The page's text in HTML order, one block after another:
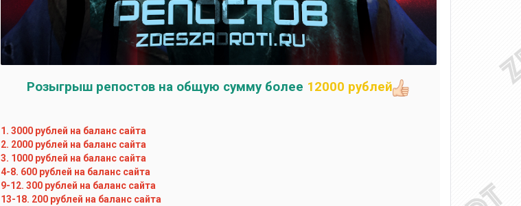
Розыгрыш репостов на общую сумму более 12000 рублей
1. 3000 рублей на баланс сайта
2. 2000 рублей на баланс сайта
3. 1000 рублей на баланс сайта
4-8. 600 рублей на баланс сайта
9-12. 300 рублей на баланс сайта
13-18. 200 рублей на баланс сайта